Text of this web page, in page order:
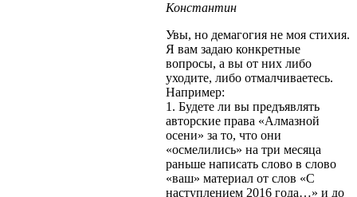
Константин
Увы, но демагогия не моя стихия.
Я вам задаю конкретные
вопросы, а вы от них либо
уходите, либо отмалчиваетесь.
Например:
1. Будете ли вы предъявлять
авторские права «Алмазной
осени» за то, что они
«осмелились» на три месяца
раньше написать слово в слово
«ваш» материал от слов «С
наступлением 2016 года…» и до